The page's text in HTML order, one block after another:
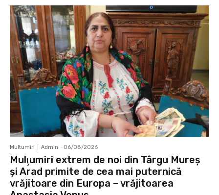
Multumiri Admin - 06/08/2026
Mulţumiri extrem de noi din Târgu Mureș
și Arad primite de cea mai puternică
vrăjitoare din Europa – vrăjitoarea